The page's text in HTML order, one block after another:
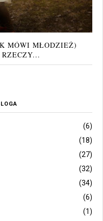
MÓWI MŁODZIEŻ)
(6)
(18)
(27)
(32)
(34)
(6)
(1)